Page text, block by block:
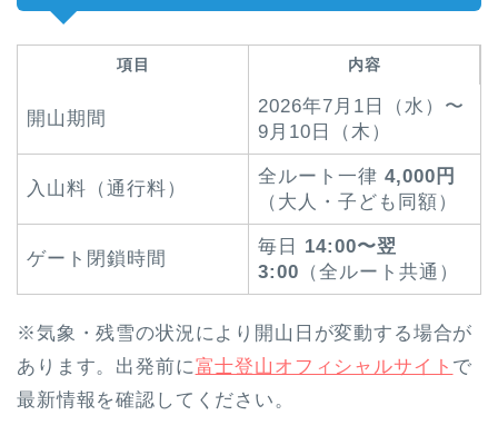
項目 内容
開山期間
2026年7月1日（水）〜
9月10日（木）
入山料（通行料）
全ルート一律 4,000円
（大人・子ども同額）
ゲート閉鎖時間
毎日 14:00〜翌
3:00 （全ルート共通）
※気象・残雪の状況により開山日が変動する場合が
あります。出発前に富士登山オフィシャルサイト で
最新情報を確認してください。